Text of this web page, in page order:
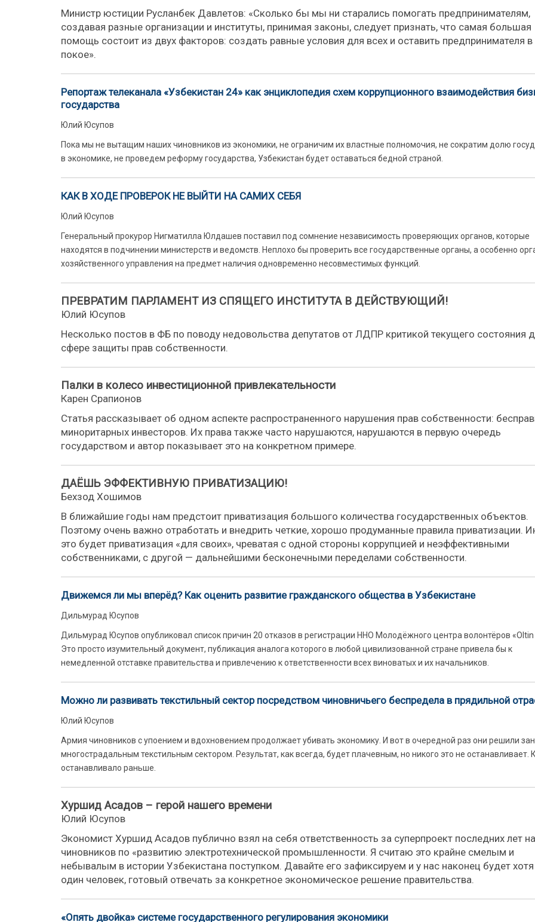
Министр юстиции Русланбек Давлетов: «Сколько бы мы ни старались помогать предпринимателям,
создавая разные организации и институты, принимая законы, следует признать, что самая большая
помощь состоит из двух факторов: создать равные условия для всех и оставить предпринимателя в
покое».
Репортаж телеканала «Узбекистан 24» как энциклопедия схем коррупционного взаимодействия
государства
Юлий Юсупов
Пока мы не вытащим наших чиновников из экономики, не ограничим их властные полномочия, не сократим долю
в экономике, не проведем реформу государства, Узбекистан будет оставаться бедной страной.
КАК В ХОДЕ ПРОВЕРОК НЕ ВЫЙТИ НА САМИХ СЕБЯ
Юлий Юсупов
Генеральный прокурор Нигматилла Юлдашев поставил под сомнение независимость проверяющих органов, которые
находятся в подчинении министерств и ведомств. Неплохо бы проверить все государственные органы, а особенно
хозяйственного управления на предмет наличия одновременно несовместимых функций.
ПРЕВРАТИМ ПАРЛАМЕНТ ИЗ СПЯЩЕГО ИНСТИТУТА В ДЕЙСТВУЮЩИЙ!
Юлий Юсупов
Несколько постов в ФБ по поводу недовольства депутатов от ЛДПР критикой текущего состояния
сфере защиты прав собственности.
Палки в колесо инвестиционной привлекательности
Карен Срапионов
Статья рассказывает об одном аспекте распространенного нарушения прав собственности:
миноритарных инвесторов. Их права также часто нарушаются, нарушаются в первую очередь
государством и автор показывает это на конкретном примере.
ДАЁШЬ ЭФФЕКТИВНУЮ ПРИВАТИЗАЦИЮ!
Бехзод Хошимов
В ближайшие годы нам предстоит приватизация большого количества государственных объектов.
Поэтому очень важно отработать и внедрить четкие, хорошо продуманные правила приватизации.
это будет приватизация «для своих», чреватая с одной стороны коррупцией и неэффективными
собственниками, с другой — дальнейшими бесконечными переделами собственности.
Движемся ли мы вперёд? Как оценить развитие гражданского общества в Узбекистане
Дильмурад Юсупов
Дильмурад Юсупов опубликовал список причин 20 отказов в регистрации ННО Молодёжного центра волонтёров «Oltin
Это просто изумительный документ, публикация аналога которого в любой цивилизованной стране привела бы к
немедленной отставке правительства и привлечению к ответственности всех виноватых и их начальников.
Можно ли развивать текстильный сектор посредством чиновничьего беспредела в прядильной
Юлий Юсупов
Армия чиновников с упоением и вдохновением продолжает убивать экономику. И вот в очередной раз они решили
многострадальным текстильным сектором. Результат, как всегда, будет плачевным, но никого это не останавливает.
останавливало раньше.
Хуршид Асадов – герой нашего времени
Юлий Юсупов
Экономист Хуршид Асадов публично взял на себя ответственность за суперпроект последних лет
чиновников по «развитию электротехнической промышленности. Я считаю это крайне смелым и
небывалым в истории Узбекистана поступком. Давайте его зафиксируем и у нас наконец будет
один человек, готовый отвечать за конкретное экономическое решение правительства.
«Опять двойка» системе государственного регулирования экономики